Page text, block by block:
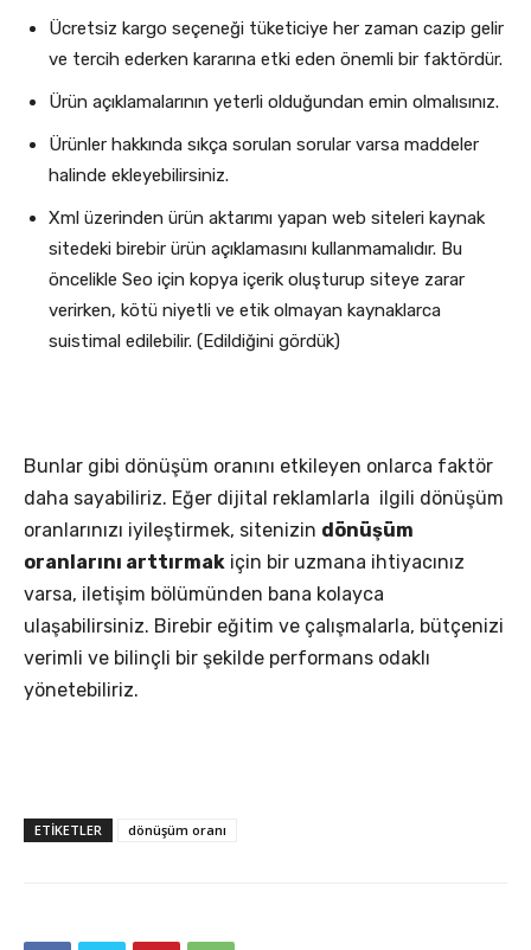
Ücretsiz kargo seçeneği tüketiciye her zaman cazip gelir
ve tercih ederken kararına etki eden önemli bir faktördür.
Ürün açıklamalarının yeterli olduğundan emin olmalısınız.
Ürünler hakkında sıkça sorulan sorular varsa maddeler
halinde ekleyebilirsiniz.
Xml üzerinden ürün aktarımı yapan web siteleri kaynak
sitedeki birebir ürün açıklamasını kullanmamalıdır. Bu
öncelikle Seo için kopya içerik oluşturup siteye zarar
verirken, kötü niyetli ve etik olmayan kaynaklarca
suistimal edilebilir. (Edildiğini gördük)
Bunlar gibi dönüşüm oranını etkileyen onlarca faktör
daha sayabiliriz. Eğer dijital reklamlarla ilgili dönüşüm
oranlarınızı iyileştirmek, sitenizin dönüşüm
oranlarını arttırmak için bir uzmana ihtiyacınız
varsa, iletişim bölümünden bana kolayca
ulaşabilirsiniz. Birebir eğitim ve çalışmalarla, bütçenizi
verimli ve bilinçli bir şekilde performans odaklı
yönetebiliriz.
ETIKETLER dönüşüm oranı